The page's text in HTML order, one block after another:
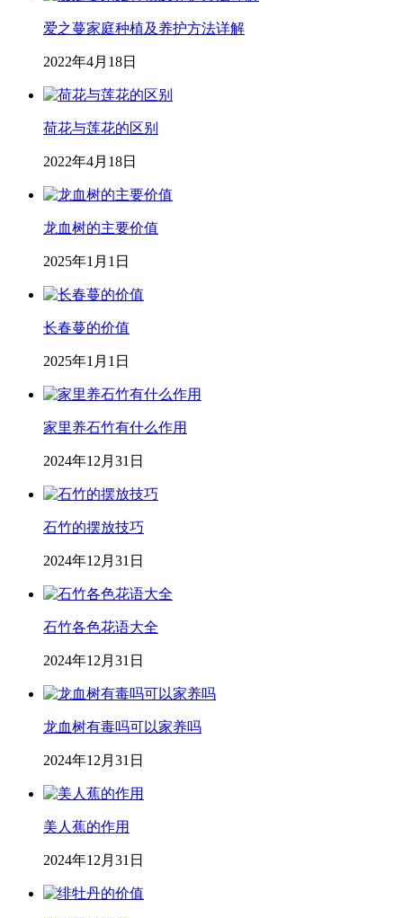
爱之蔓家庭种植及养护方法详解
2022年4月18日
荷花与莲花的区别
2022年4月18日
龙血树的主要价值
2025年1月1日
长春蔓的价值
2025年1月1日
家里养石竹有什么作用
2024年12月31日
石竹的摆放技巧
2024年12月31日
石竹各色花语大全
2024年12月31日
龙血树有毒吗可以家养吗
2024年12月31日
美人蕉的作用
2024年12月31日